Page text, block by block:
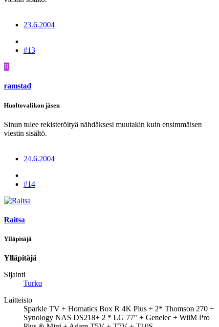
23.6.2004
#13
R
ramstad
Huoltovalikon jäsen
Sinun tulee rekisteröityä nähdäksesi muutakin kuin ensimmäisen
viestin sisältö.
24.6.2004
#14
Raitsa
Ylläpitäjä
Ylläpitäjä
Sijainti
Turku
Laitteisto
Sparkle TV + Homatics Box R 4K Plus + 2* Thomson 270 +
Synology NAS DS218+ 2 * LG 77" + Genelec + WiiM Pro